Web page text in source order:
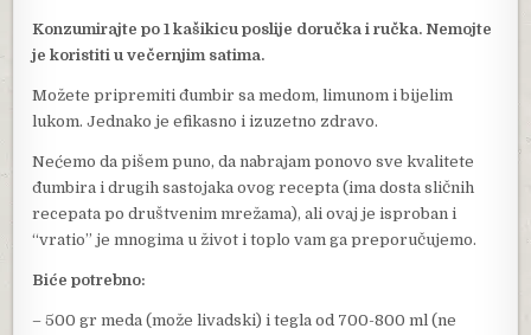
Konzumirajte po 1 kašikicu poslije doručka i ručka. Nemojte
je koristiti u večernjim satima.
Možete pripremiti đumbir sa medom, limunom i bijelim
lukom. Jednako je efikasno i izuzetno zdravo.
Nećemo da pišem puno, da nabrajam ponovo sve kvalitete
đumbira i drugih sastojaka ovog recepta (ima dosta sličnih
recepata po društvenim mrežama), ali ovaj je isproban i
“vratio” je mnogima u život i toplo vam ga preporučujemo.
Biće potrebno:
– 500 gr meda (može livadski) i tegla od 700-800 ml (ne